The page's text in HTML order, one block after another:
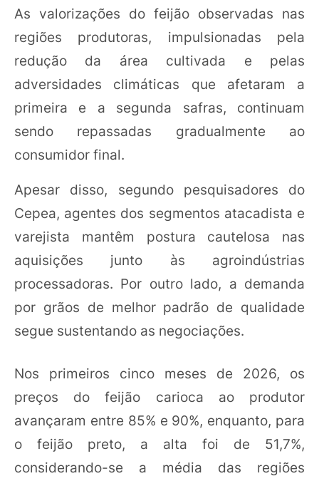
As valorizações do feijão observadas nas
regiões produtoras, impulsionadas pela
redução da área cultivada e pelas
adversidades climáticas que afetaram a
primeira e a segunda safras, continuam
sendo repassadas gradualmente ao
consumidor final.
Apesar disso, segundo pesquisadores do
Cepea, agentes dos segmentos atacadista e
varejista mantêm postura cautelosa nas
aquisições junto às agroindústrias
processadoras. Por outro lado, a demanda
por grãos de melhor padrão de qualidade
segue sustentando as negociações.
Nos primeiros cinco meses de 2026, os
preços do feijão carioca ao produtor
avançaram entre 85% e 90%, enquanto, para
o feijão preto, a alta foi de 51,7%,
considerando-se a média das regiões